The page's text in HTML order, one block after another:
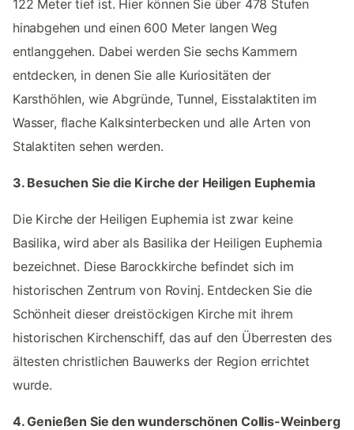
122 Meter tief ist. Hier können Sie über 478 Stufen
hinabgehen und einen 600 Meter langen Weg
entlanggehen. Dabei werden Sie sechs Kammern
entdecken, in denen Sie alle Kuriositäten der
Karsthöhlen, wie Abgründe, Tunnel, Eisstalaktiten im
Wasser, flache Kalksinterbecken und alle Arten von
Stalaktiten sehen werden.
3. Besuchen Sie die Kirche der Heiligen Euphemia
Die Kirche der Heiligen Euphemia ist zwar keine
Basilika, wird aber als Basilika der Heiligen Euphemia
bezeichnet. Diese Barockkirche befindet sich im
historischen Zentrum von Rovinj. Entdecken Sie die
Schönheit dieser dreistöckigen Kirche mit ihrem
historischen Kirchenschiff, das auf den Überresten des
ältesten christlichen Bauwerks der Region errichtet
wurde.
4. Genießen Sie den wunderschönen Collis-Weinberg